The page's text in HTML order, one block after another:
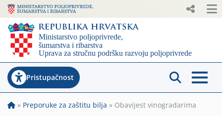
Pristupačnost
» Preporuke za zaštitu bilja » Obavijest vinogradarima